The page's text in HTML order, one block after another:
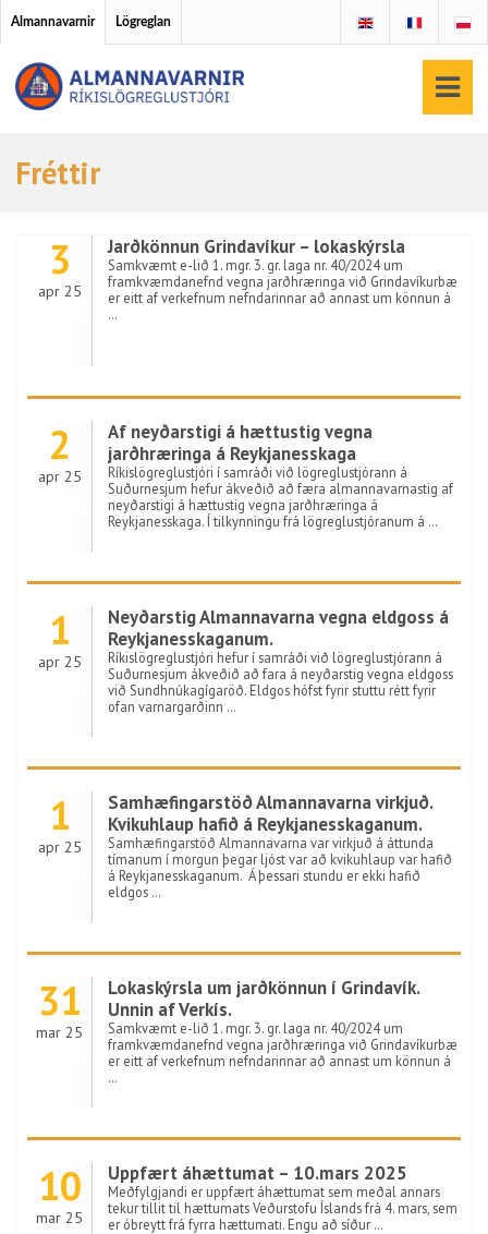
Almannavarnir Lögreglan
Fréttir
3
apr 25
Jarðkönnun Grindavíkur – lokaskýrsla
Samkvæmt e-lið 1. mgr. 3. gr. laga nr. 40/2024 um
framkvæmdanefnd vegna jarðhræringa við Grindavíkurbæ
er eitt af verkefnum nefndarinnar að annast um könnun á
…
2
apr 25
Af neyðarstigi á hættustig vegna
jarðhræringa á Reykjanesskaga
Ríkislögreglustjóri í samráði við lögreglustjórann á
Suðurnesjum hefur ákveðið að færa almannavarnastig af
neyðarstigi á hættustig vegna jarðhræringa á
Reykjanesskaga. Í tilkynningu frá lögreglustjóranum á …
1
apr 25
Neyðarstig Almannavarna vegna eldgoss á
Reykjanesskaganum.
Ríkislögreglustjóri hefur í samráði við lögreglustjórann á
Suðurnesjum ákveðið að fara á neyðarstig vegna eldgoss
við Sundhnúkagígaröð. Eldgos hófst fyrir stuttu rétt fyrir
ofan varnargarðinn …
1
apr 25
Samhæfingarstöð Almannavarna virkjuð.
Kvikuhlaup hafið á Reykjanesskaganum.
Samhæfingarstöð Almannavarna var virkjuð á áttunda
tímanum í morgun þegar ljóst var að kvikuhlaup var hafið
á Reykjanesskaganum. Á þessari stundu er ekki hafið
eldgos …
31
mar 25
Lokaskýrsla um jarðkönnun í Grindavík.
Unnin af Verkís.
Samkvæmt e-lið 1. mgr. 3. gr. laga nr. 40/2024 um
framkvæmdanefnd vegna jarðhræringa við Grindavíkurbæ
er eitt af verkefnum nefndarinnar að annast um könnun á
…
10
mar 25
Uppfært áhættumat – 10.mars 2025
Meðfylgjandi er uppfært áhættumat sem meðal annars
tekur tillit til hættumats Veðurstofu Íslands frá 4. mars, sem
er óbreytt frá fyrra hættumati. Engu að síður …